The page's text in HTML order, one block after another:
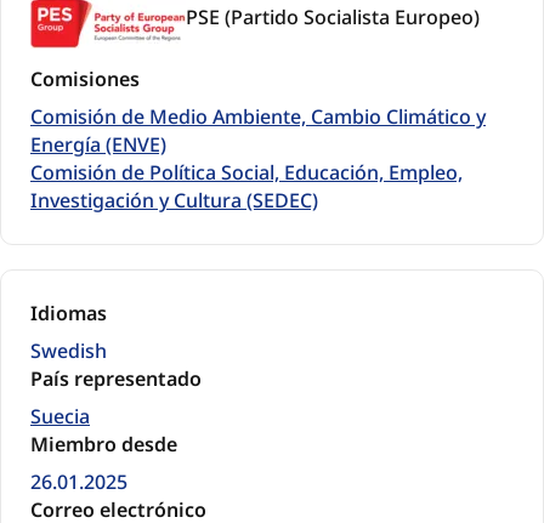
PSE (Partido Socialista Europeo)
Comisiones
Comisión de Medio Ambiente, Cambio Climático y
Energía (ENVE)
Comisión de Política Social, Educación, Empleo,
Investigación y Cultura (SEDEC)
Idiomas
Swedish
País representado
Suecia
Miembro desde
26.01.2025
Correo electrónico